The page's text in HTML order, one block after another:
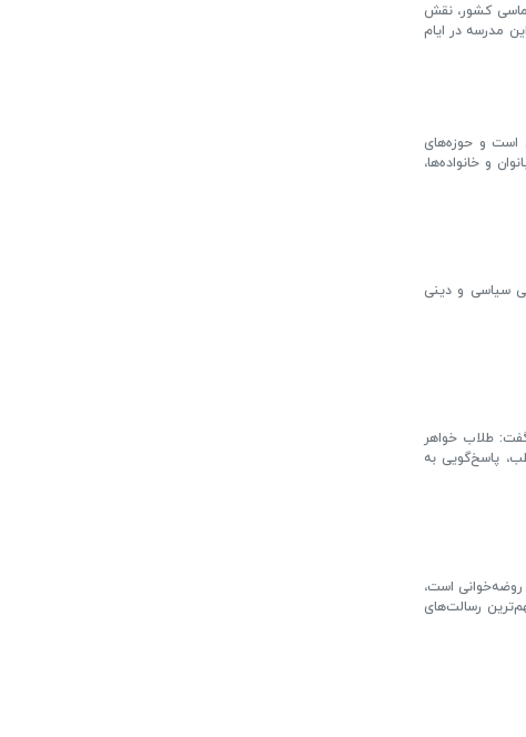
کشور، نقش
مدرسه در ایام
است و حوزه‌های
و خانواده‌ها،
سیاسی و دینی
طلاب خواهر
پاسخ‌گویی به
روضه‌خوانی است،
رسالت‌های